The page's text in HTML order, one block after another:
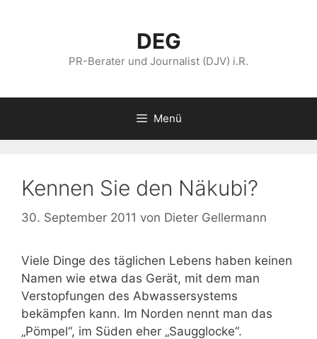
DEG
PR-Berater und Journalist (DJV) i.R.
Menü
Kennen Sie den Näkubi?
30. September 2011 von Dieter Gellermann
Viele Dinge des täglichen Lebens haben keinen
Namen wie etwa das Gerät, mit dem man
Verstopfungen des Abwassersystems
bekämpfen kann. Im Norden nennt man das
„Pömpel“, im Süden eher „Saugglocke“.